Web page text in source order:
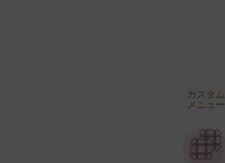
カスタム
メニュー